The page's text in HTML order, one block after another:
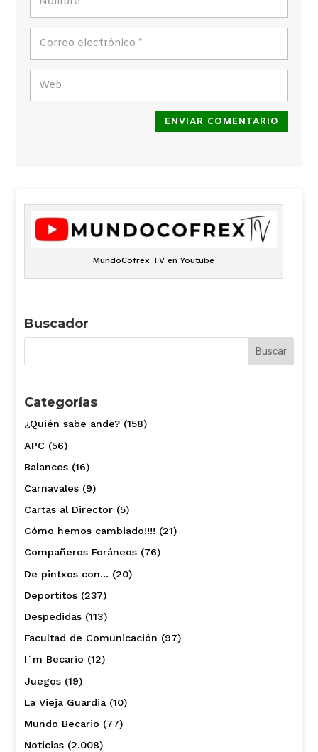
ENVIAR COMENTARIO
MundoCofrex TV en Youtube
Buscador
Categorías
¿Quién sabe ande?(158)
APC(56)
Balances(16)
Carnavales(9)
Cartas al Director(5)
Cómo hemos cambiado!!!! (21)
Compañeros Foráneos(76)
De pintxos con… (20)
Deportitos(237)
Despedidas(113)
Facultad de Comunicación (97)
I´m Becario (12)
Juegos(19)
La Vieja Guardia(10)
Mundo Becario (77)
Noticias(2.008)